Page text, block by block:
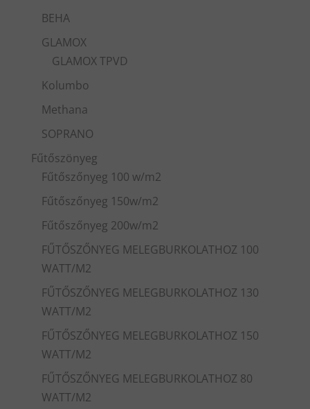
BEHA
GLAMOX
GLAMOX TPVD
Kolumbo
Methana
SOPRANO
Fűtőszönyeg
Fűtőszőnyeg 100 w/m2
Fűtőszőnyeg 150w/m2
Fűtőszőnyeg 200w/m2
FŰTŐSZŐNYEG MELEGBURKOLATHOZ 100
WATT/M2
FŰTŐSZŐNYEG MELEGBURKOLATHOZ 130
WATT/M2
FŰTŐSZŐNYEG MELEGBURKOLATHOZ 150
WATT/M2
FŰTŐSZŐNYEG MELEGBURKOLATHOZ 80
WATT/M2